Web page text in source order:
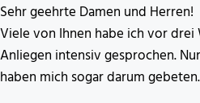
Sehr geehrte Damen und Herren!
Viele von Ihnen habe ich vor
Anliegen intensiv gesprochen.
haben mich sogar darum gebeten.